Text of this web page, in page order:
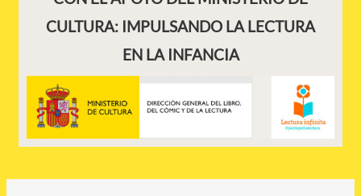
CULTURA: IMPULSANDO LA LECTURA
EN LA INFANCIA